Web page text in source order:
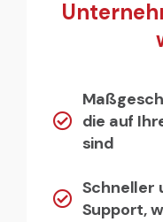
die auf
sind
Schneller
Support,